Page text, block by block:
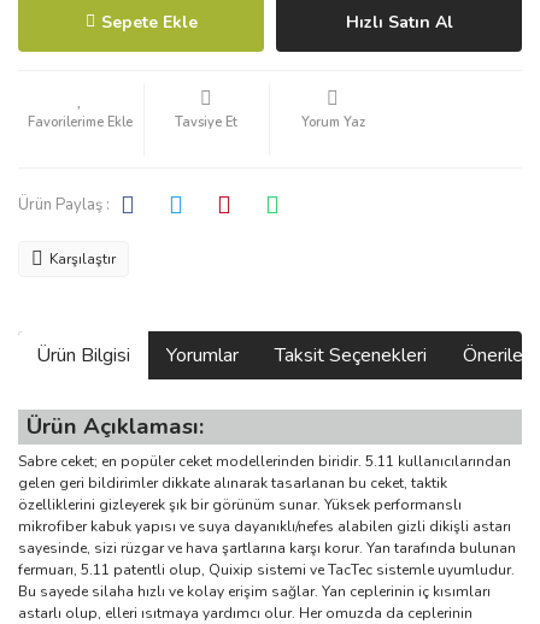
Sepete Ekle Hızlı Satın Al
Tavsiye Et Yorum Yaz
Ürün Paylaş :
Karşılaştır
Ürün Bilgisi Yorumlar Taksit Seçenekleri
Ürün Açıklaması:
Sabre ceket; en popüler ceket modellerinden biridir. 5.11 kullanıcılarından
gelen geri bildirimler dikkate alınarak tasarlanan bu ceket, taktik
özelliklerini gizleyerek şık bir görünüm sunar. Yüksek performanslı
mikrofiber kabuk yapısı ve suya dayanıklı/nefes alabilen gizli dikişli astarı
sayesinde, sizi rüzgar ve hava şartlarına karşı korur. Yan tarafında bulunan
fermuarı, 5.11 patentli olup, Quixip sistemi ve TacTec sistemle uyumludur.
Bu sayede silaha hızlı ve kolay erişim sağlar. Yan ceplerinin iç kısımları
astarlı olup, elleri ısıtmaya yardımcı olur. Her omuzda da ceplerinin